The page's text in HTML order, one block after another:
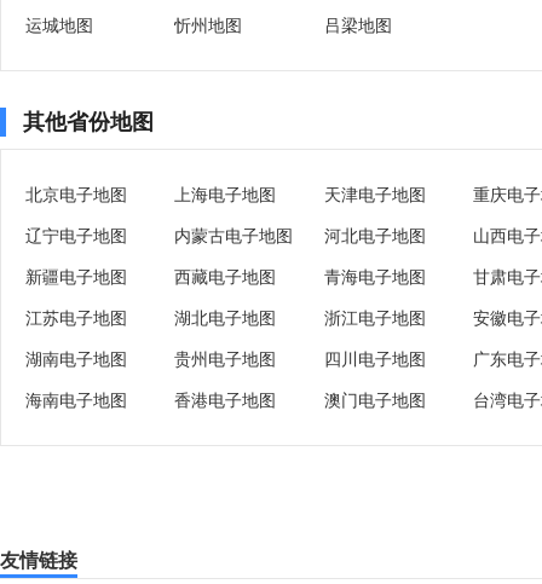
运城地图 忻州地图 吕梁地图
其他省份地图
北京电子地图 上海电子地图 天津电子地图 重庆电
辽宁电子地图 内蒙古电子地图 河北电子地图 山西电
新疆电子地图 西藏电子地图 青海电子地图 甘肃电
江苏电子地图 湖北电子地图 浙江电子地图 安徽电
湖南电子地图 贵州电子地图 四川电子地图 广东电
海南电子地图 香港电子地图 澳门电子地图 台湾电
友情链接